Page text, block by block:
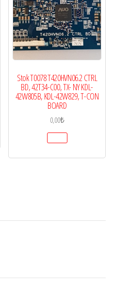
Stok T0078 T420HVN06.2 CTRL
BD, 42T34-C00, TX- NY KDL-
42W805B, KDL-42W829, T-CON
BOARD
0,00₺